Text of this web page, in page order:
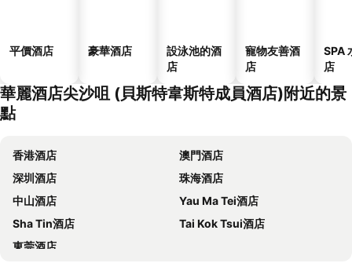
平價酒店 豪華酒店
設泳池的酒
店
寵物友善酒
店
SPA
店
華麗酒店尖沙咀 (貝斯特韋斯特成員酒店)附近的景
點
香港酒店
澳門酒店
深圳酒店
珠海酒店
中山酒店
Yau Ma Tei酒店
Sha Tin酒店
Tai Kok Tsui酒店
東莞酒店